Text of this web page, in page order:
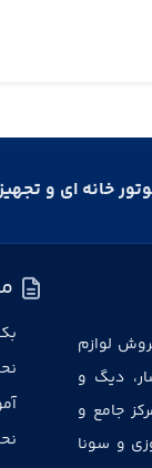
خانه ای و
لوازم
دیگ و
جامع و
و سونا